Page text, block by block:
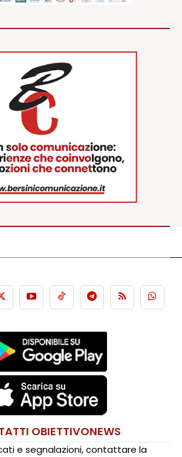
OBIETTIVONEWS
e segnalazioni, contattare la